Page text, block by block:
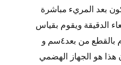
بعد المريء مباشرة
الدقيقة ويقوم بقياس
٤سم منها ومن ثم يقوم بالقطع من بعد٤سم و
هذا هو الجهاز الهضمي